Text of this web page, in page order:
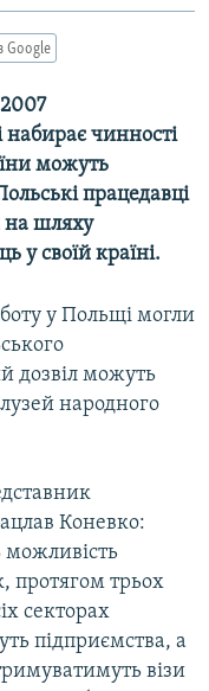
Google
набирає чинності
можуть
працедавці
на шляху
у своїй країні.
у Польщі могли
дозвіл можуть
народного
Коневко:
можливість
протягом трьох
секторах
підприємства, а
візи